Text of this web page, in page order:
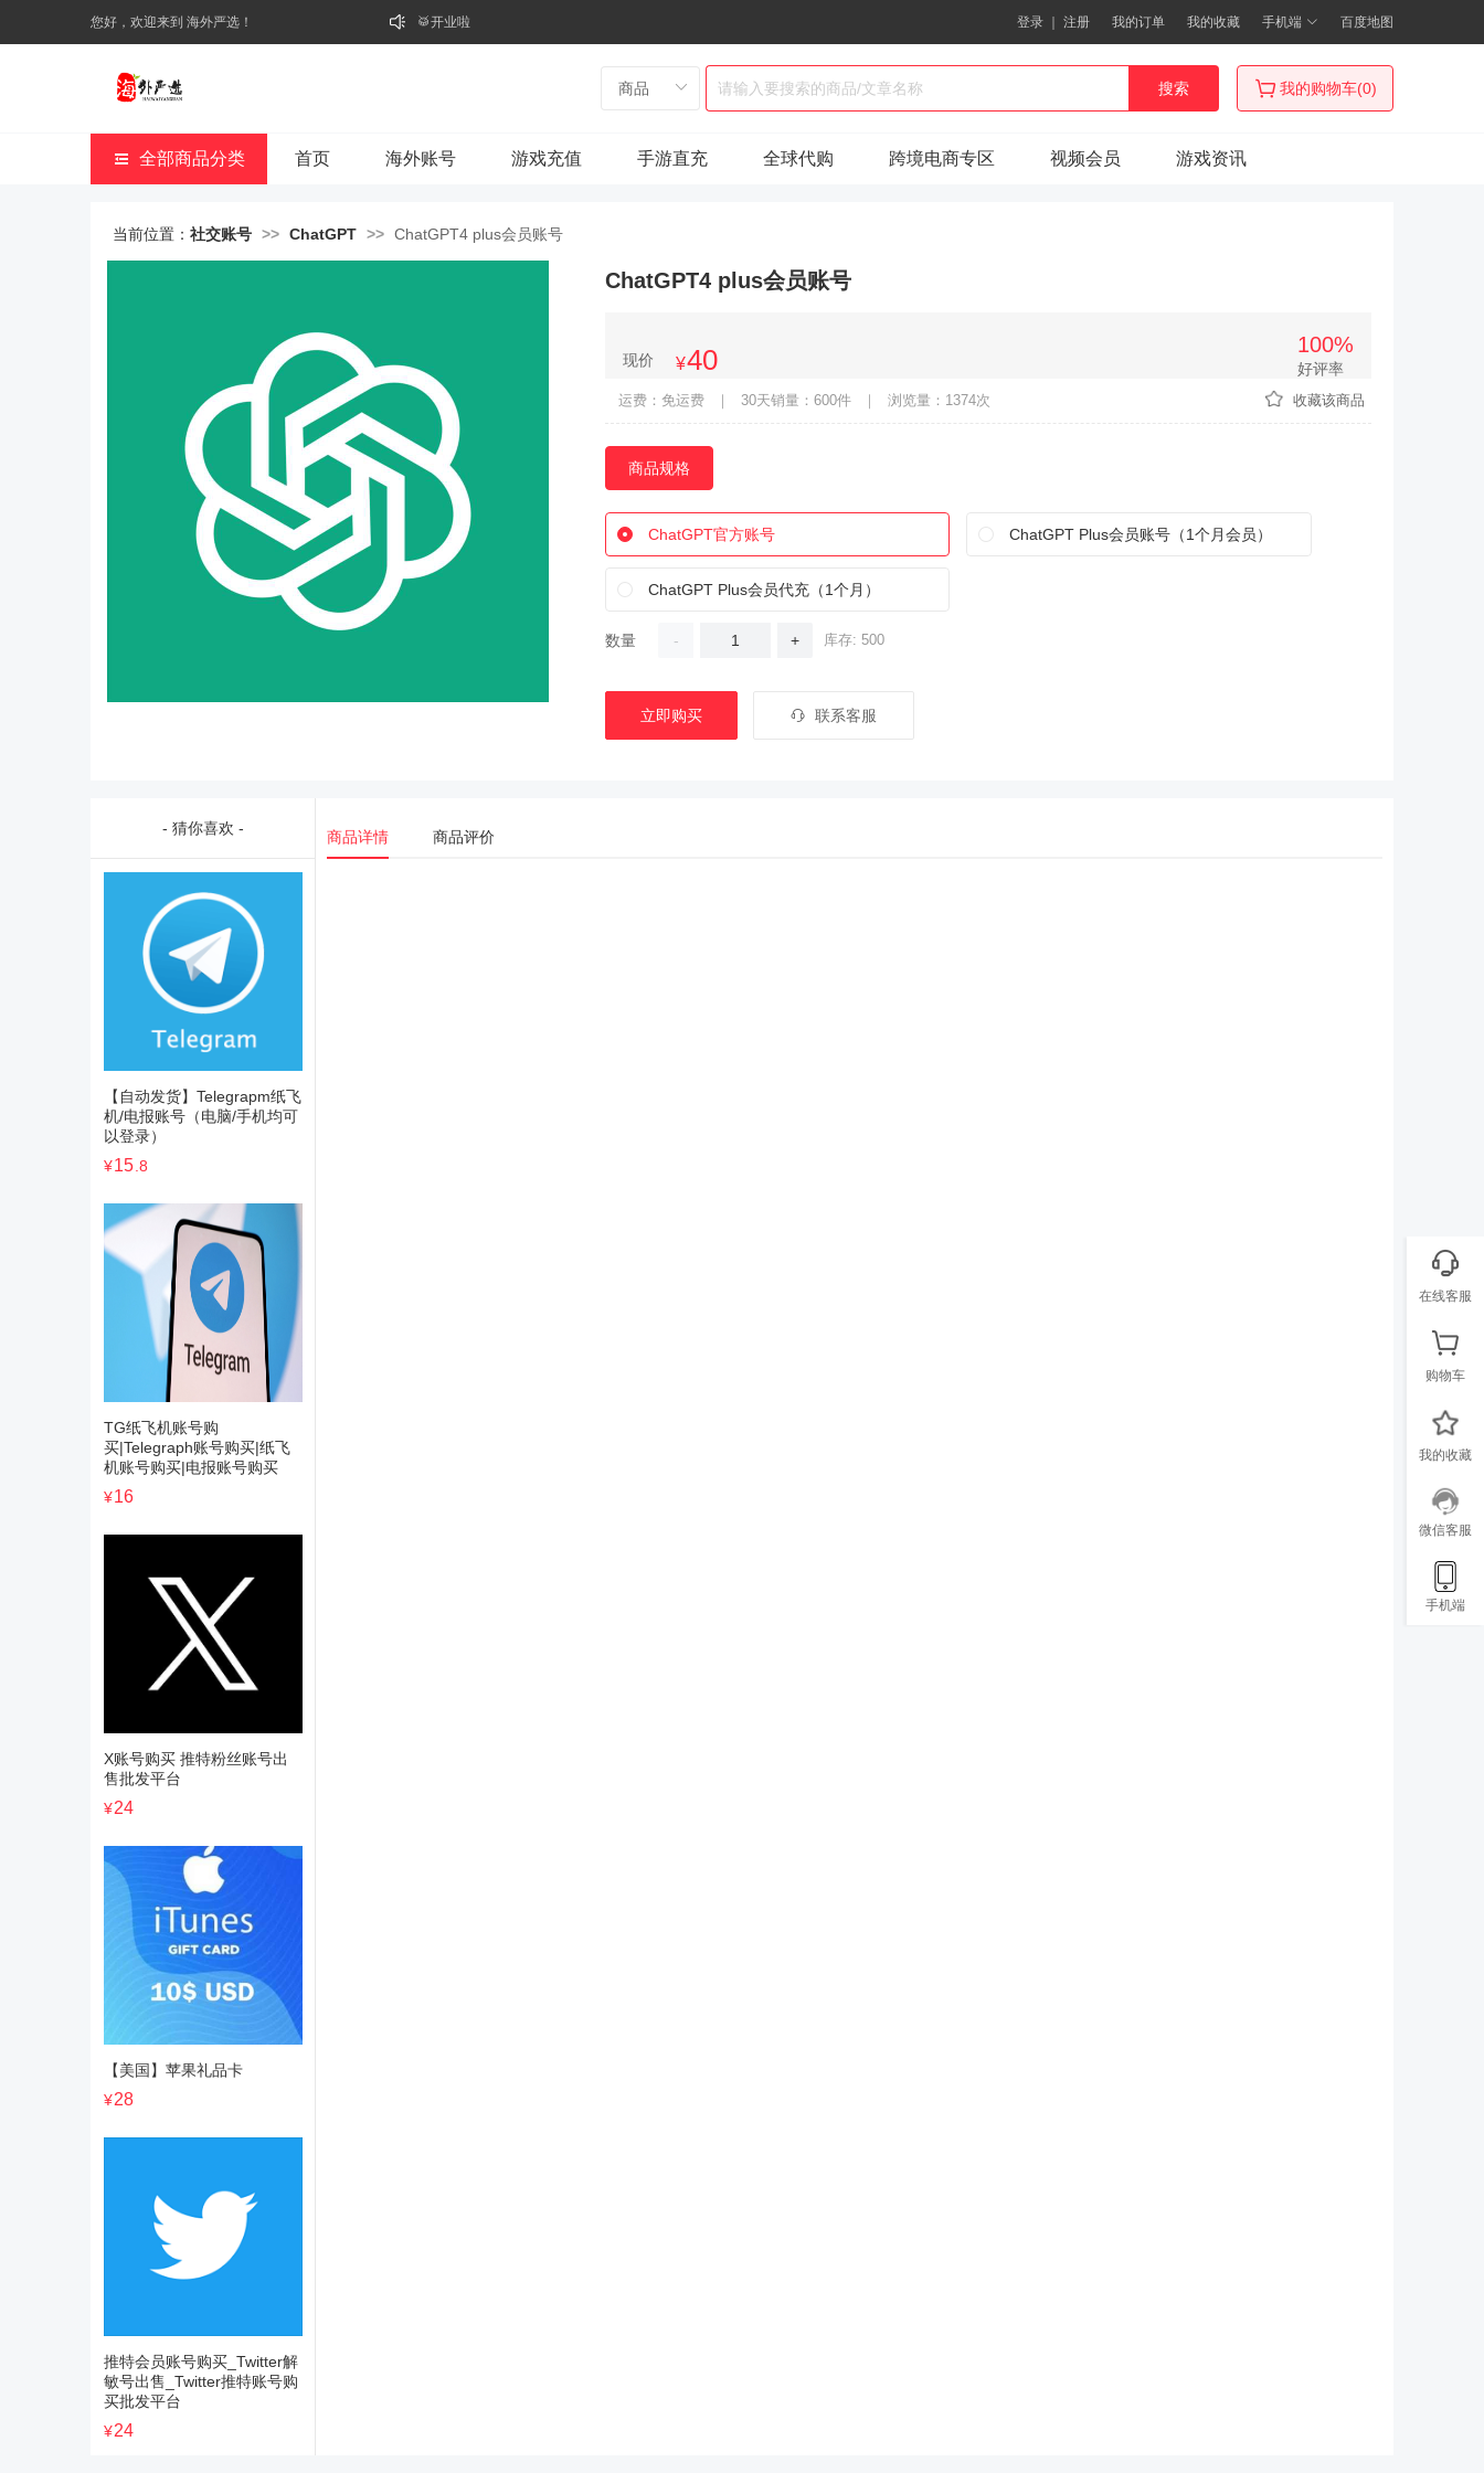
您好，欢迎来到 海外严选！ 🥁开业啦 登录 ｜ 注册 我的订单 我的收藏 手机端 百度地图
搜索 我的购物车(0)
全部商品分类 首页 海外账号 游戏充值 手游直充 全球代购 跨境电商专区 视频会员 游戏资讯
当前位置： 社交账号 >> ChatGPT >> ChatGPT4 plus会员账号
ChatGPT4 plus会员账号
现价 ¥40 100%
好评率
运费：免运费 30天销量：600件 浏览量：1374次 收藏该商品
商品规格
ChatGPT官方账号 ChatGPT Plus会员账号（1个月会员）
ChatGPT Plus会员代充（1个月）
数量 - + 库存: 500
立即购买 联系客服
- 猜你喜欢 -
【自动发货】Telegrapm纸飞
机/电报账号（电脑/手机均可
以登录）
¥15 .8
TG纸飞机账号购
买|Telegraph账号购买|纸飞
机账号购买|电报账号购买
¥16
X账号购买 推特粉丝账号出
售批发平台
¥24
【美国】苹果礼品卡
¥28
推特会员账号购买_Twitter解
敏号出售_Twitter推特账号购
买批发平台
¥24
商品详情 商品评价
在线客服
购物车
我的收藏
微信客服
手机端